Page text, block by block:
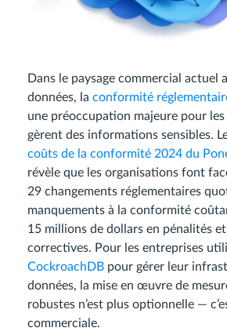
Dans le paysage commercial actuel
données, la conformité
une préoccupation majeure pour
gèrent des informations sensibles.
coûts de la conformité 2024 du
révèle que les organisations font
29 changements réglementaires
manquements à la conformité
15 millions de dollars en pénalités
correctives. Pour les entreprises
CockroachDB pour gérer leur
données, la mise en œuvre de
robustes n’est plus optionnelle —
commerciale.